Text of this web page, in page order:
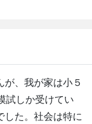
、我が家は小５
試しか受けてい
した。社会は特に